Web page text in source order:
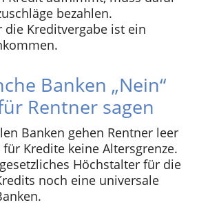
bezahlen.
die Kreditvergabe ist ein
Banken „Nein“
Rentner sagen
Banken gehen Rentner leer
Kredite keine Altersgrenze.
Höchstalter für die
noch eine universale